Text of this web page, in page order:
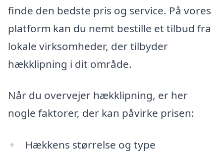
finde den bedste pris og service. På vores
platform kan du nemt bestille et tilbud fra
lokale virksomheder, der tilbyder
hækklipning i dit område.
Når du overvejer hækklipning, er her
nogle faktorer, der kan påvirke prisen:
Hækkens størrelse og type